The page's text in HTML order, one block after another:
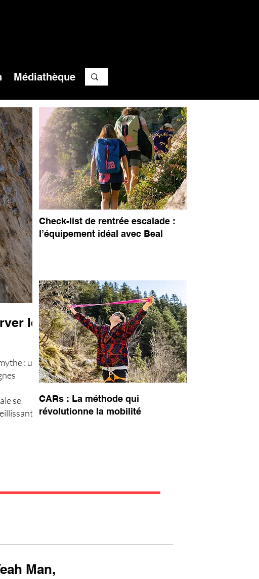
Médiathèque
les
: un
se
Check-list de rentrée escalade :
l’équipement idéal avec Beal
CARs : La méthode qui
révolutionne la mobilité
Man,